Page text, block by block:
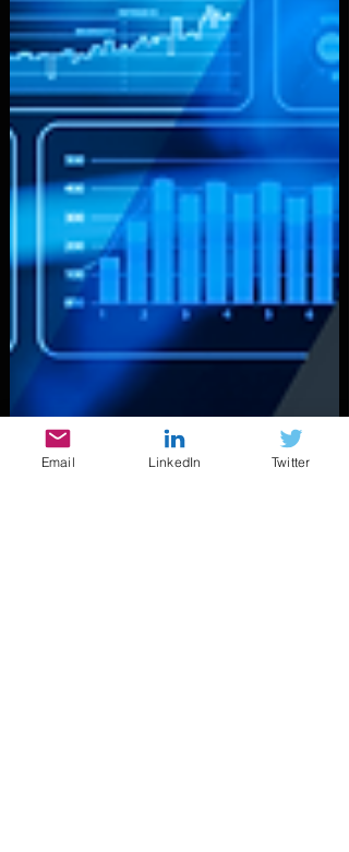
Email LinkedIn Twitter